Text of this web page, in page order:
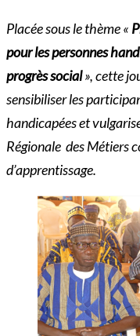
Placée sous le thème «
pour les personnes
progrèssocial», cette
sensibiliser les
handicapées et
Régionale des Métiers
d’apprentissage.